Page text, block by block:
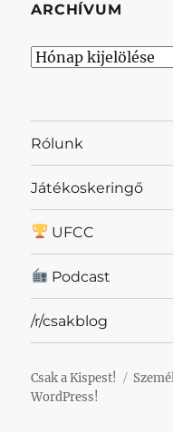
ARCHÍVUM
Archívum
Rólunk
Játékoskeringő
UFCC
Podcast
/r/csakblog
Csak a Kispest!
WordPress!